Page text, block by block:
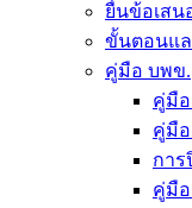
ยื่นข้อเสน
ขั้นตอนแ
คู่มือ บพข.
คู่มือ
คู่มื
การ
คู่มือ